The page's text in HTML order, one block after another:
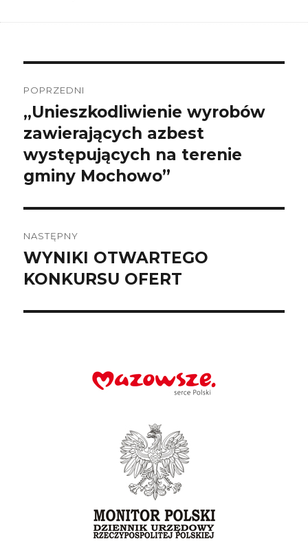
wpisu
POPRZEDNI
Poprzedni
wpis:
„Unieszkodliwienie wyrobów
zawierających azbest
występujących na terenie
gminy Mochowo”
NASTĘPNY
Następny
wpis:
WYNIKI OTWARTEGO
KONKURSU OFERT